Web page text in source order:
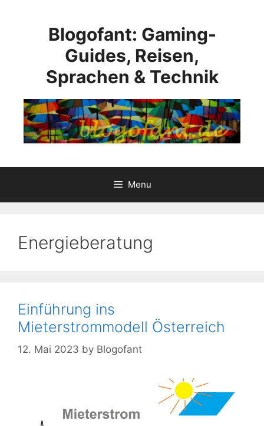
Blogofant: Gaming-
Guides, Reisen,
Sprachen & Technik
Menu
Energieberatung
Einführung ins
Mieterstrommodell Österreich
12. Mai 2023 by Blogofant